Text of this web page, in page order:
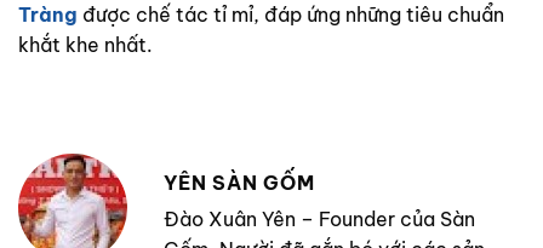
Tràng được chế tác tỉ mỉ, đáp ứng những tiêu chuẩn
khắt khe nhất.
YÊN SÀN GỐM
Đào Xuân Yên – Founder của Sàn